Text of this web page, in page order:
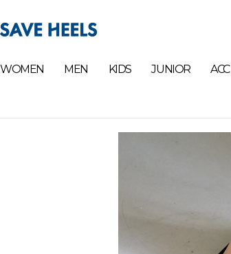
WOMEN MEN KIDS JUNIOR ACC